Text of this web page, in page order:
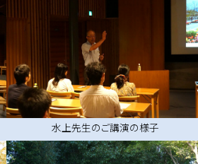
水上先生のご講演の様子